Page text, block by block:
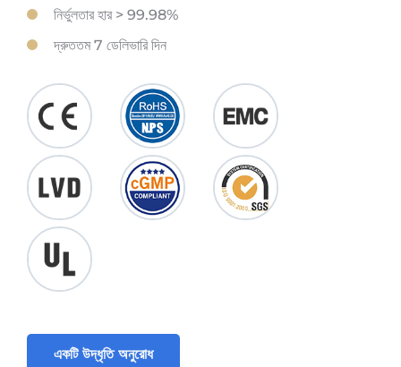
নির্ভুলতার হার > 99.98%
দ্রুততম 7 ডেলিভারি দিন
একটি উদ্ধৃতি অনুরোধ